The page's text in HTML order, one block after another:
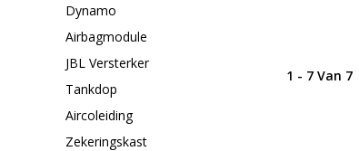
Dynamo
Airbagmodule
JBL Versterker
Tankdop
Aircoleiding
Zekeringskast
1 - 7 Van 7